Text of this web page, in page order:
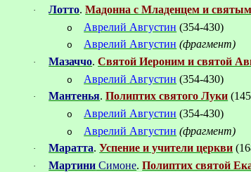
· Лотто.Мадонна с Младенцем и
o Аврелий Августин (354-430)
o Аврелий Августин (фрагмент)
· Мазаччо.Святой Иероним и святой
o Аврелий Августин (354-430)
· Мантенья.Полиптих святого Луки
o Аврелий Августин (354-430)
o Аврелий Августин (фрагмент)
· Маратта.Успение и учители церкви
· Мартини Симоне.Полиптих святой